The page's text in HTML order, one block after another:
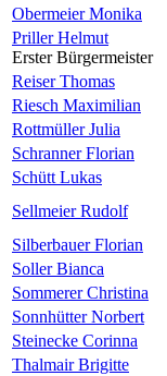
Obermeier Monika
Priller Helmut
Erster Bürgermeister
Reiser Thomas
Riesch Maximilian
Rottmüller Julia
Schranner Florian
Schütt Lukas
Sellmeier Rudolf
Silberbauer Florian
Soller Bianca
Sommerer Christina
Sonnhütter Norbert
Steinecke Corinna
Thalmair Brigitte